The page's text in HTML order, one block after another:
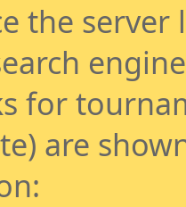
the
for
are